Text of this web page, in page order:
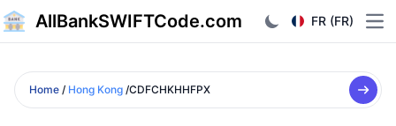
AllBankSWIFTCode.com FR (FR)
Home / Hong Kong /CDFCHKHHFPX